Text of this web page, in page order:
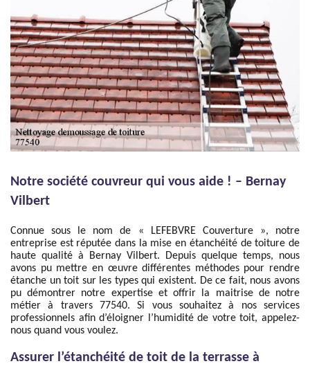
Notre société couvreur qui vous aide ! – Bernay
Vilbert
Connue sous le nom de « LEFEBVRE Couverture », notre
entreprise est réputée dans la mise en étanchéité de toiture de
haute qualité à Bernay Vilbert. Depuis quelque temps, nous
avons pu mettre en œuvre différentes méthodes pour rendre
étanche un toit sur les types qui existent. De ce fait, nous avons
pu démontrer notre expertise et offrir la maitrise de notre
métier à travers 77540. Si vous souhaitez à nos services
professionnels afin d’éloigner l’humidité de votre toit, appelez-
nous quand vous voulez.
Assurer l’étanchéité de toit de la terrasse à